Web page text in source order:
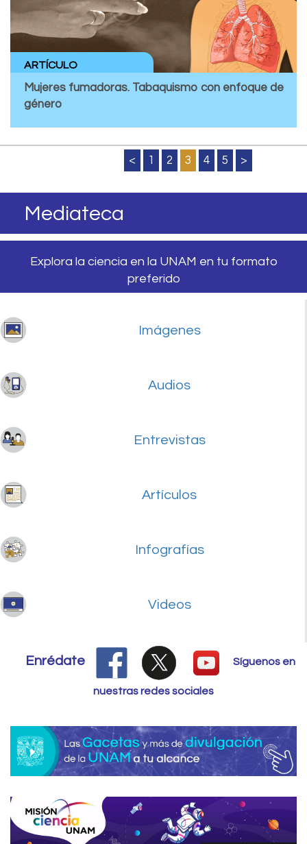
ARTÍCULO
Mujeres fumadoras. Tabaquismo con enfoque de
género
< 1 2 3 4 5 >
Mediateca
Explora la ciencia en la UNAM en tu formato
preferido
Imágenes
Audios
Entrevistas
Artículos
Infografías
Videos
Enrédate Síguenos en
nuestras redes sociales